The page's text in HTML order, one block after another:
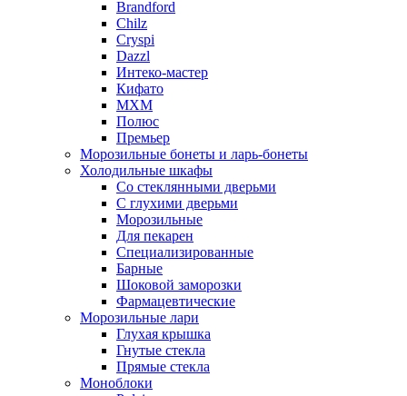
Brandford
Chilz
Cryspi
Dazzl
Интеко-мастер
Кифато
МХМ
Полюс
Премьер
Морозильные бонеты и ларь-бонеты
Холодильные шкафы
Со стеклянными дверьми
С глухими дверьми
Морозильные
Для пекарен
Специализированные
Барные
Шоковой заморозки
Фармацевтические
Морозильные лари
Глухая крышка
Гнутые стекла
Прямые стекла
Моноблоки